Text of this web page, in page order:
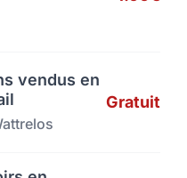
vendus en
Gratuit